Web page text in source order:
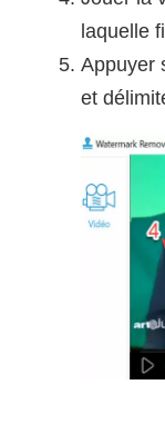
laquelle
Appuyer
et